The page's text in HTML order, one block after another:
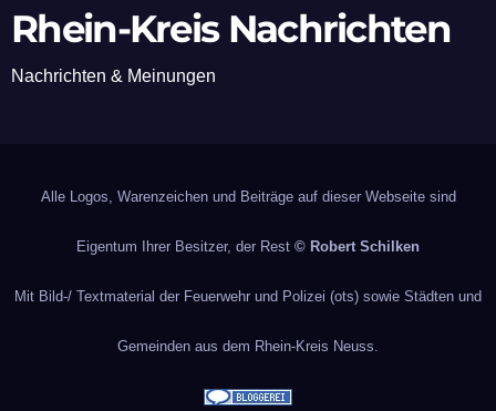
Rhein-Kreis Nachrichten
Nachrichten & Meinungen
Alle Logos, Warenzeichen und Beiträge auf dieser Webseite sind
Eigentum Ihrer Besitzer, der Rest © Robert Schilken
Mit Bild-/ Textmaterial der Feuerwehr und Polizei (ots) sowie Städten und
Gemeinden aus dem Rhein-Kreis Neuss.